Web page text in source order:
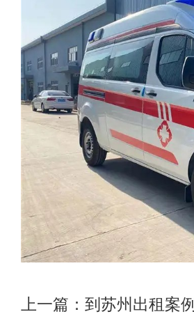
上一篇： 到苏州出租案例